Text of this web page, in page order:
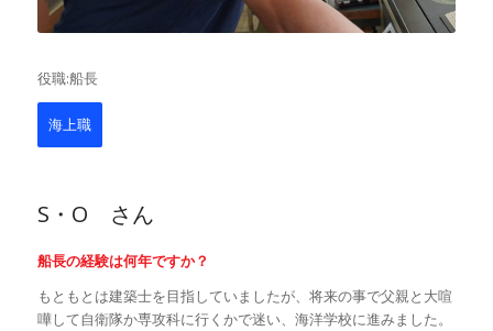
役職:船長
海上職
S・O さん
船長の経験は何年ですか？
もともとは建築士を目指していましたが、将来の事で父親と大喧
嘩して自衛隊か専攻科に行くかで迷い、海洋学校に進みました。